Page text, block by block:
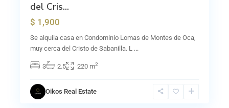
del Cris...
$ 1,900
Se alquila casa en Condominio Lomas de Montes de Oca,
muy cerca del Cristo de Sabanilla. L ...
3 2.5 220 m2
Oikos Real Estate
La